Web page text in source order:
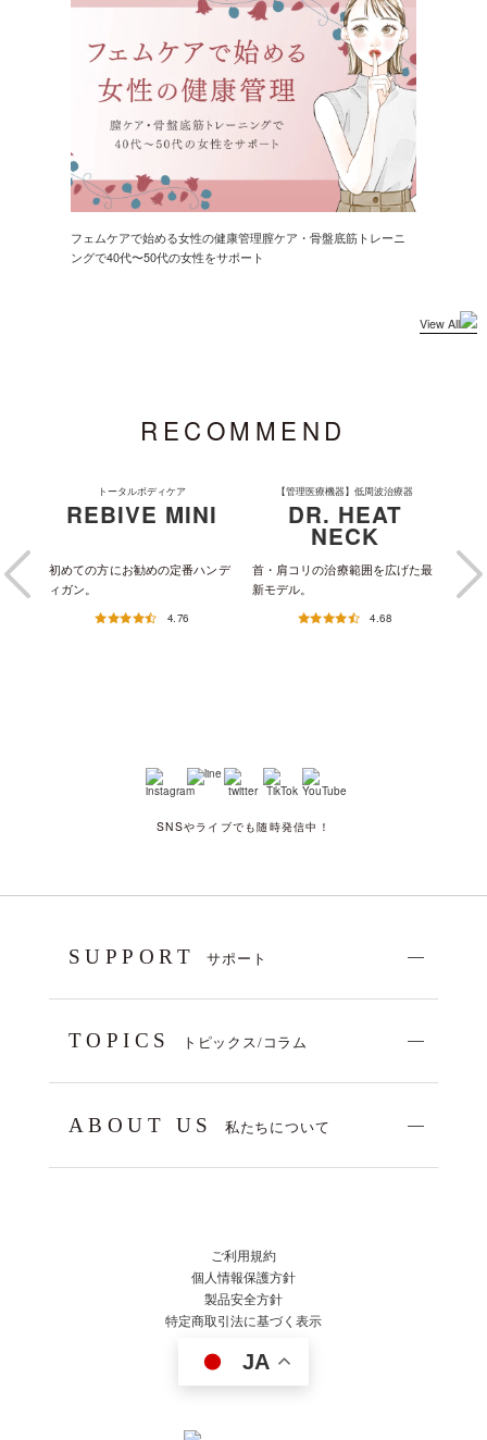
フェムケアで始める女性の健康管理膣ケア・骨盤底筋トレーニ
ングで40代〜50代の女性をサポート
View All
RECOMMEND
イ
トータルボディケア
REBIVE MINI
初めての方にお勧めの定番ハンデ
ィガン。
4.76
【管理医療機器】低周波治療器
DR. HEAT
NECK
首・肩コリの治療範囲を広げた最
新モデル。
4.68
独
ドス
SNSやライブでも随時発信中！
SUPPORT サポート
TOPICS トピックス/コラム
ABOUT US 私たちについて
ご利用規約
個人情報保護方針
製品安全方針
特定商取引法に基づく表示
JA